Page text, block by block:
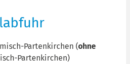
Partenkirchen (ohne
Partenkirchen)